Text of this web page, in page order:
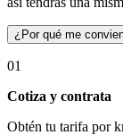
¿Por qué me
01
Cotiza y contrata
Obtén tu tarifa por